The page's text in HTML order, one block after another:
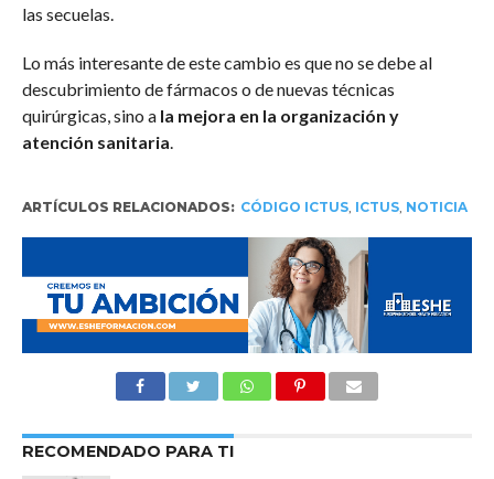
las secuelas.
Lo más interesante de este cambio es que no se debe al
descubrimiento de fármacos o de nuevas técnicas
quirúrgicas, sino a la mejora en la organización y
atención sanitaria
ARTÍCULOS RELACIONADOS: CÓDIGO ICTUS, ICTUS, NOTICIA
RECOMENDADO PARA TI